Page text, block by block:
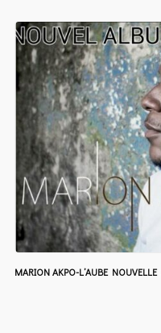
MARION AKPO-L’AUBE NOUVELLE